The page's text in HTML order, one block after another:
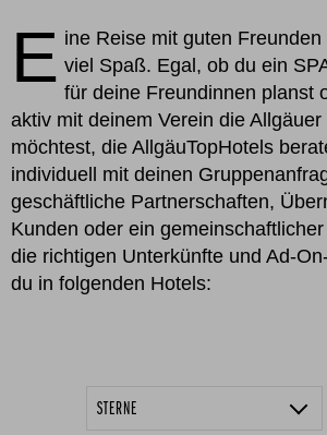
E ine Reise mit guten
viel Spaß. Egal, ob du ein
für deine Freundinnen planst
aktiv mit deinem Verein die
möchtest, die AllgäuTopHotels
individuell mit deinen
geschäftliche Partnerschaften,
Kunden oder ein
die richtigen Unterkünfte und Ad-
du in folgenden Hotels:
STERNE